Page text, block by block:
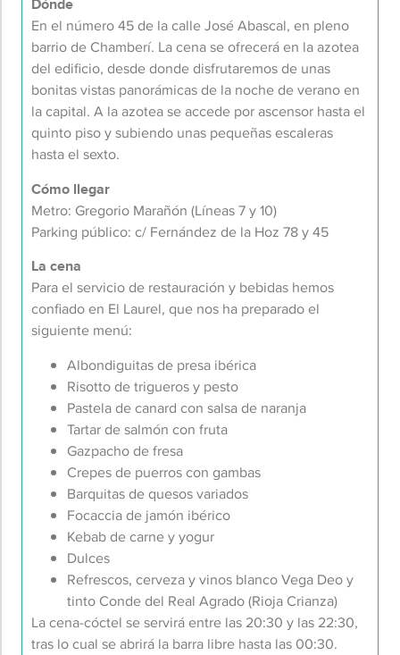
Dónde
En el número 45 de la calle José Abascal, en pleno
barrio de Chamberí. La cena se ofrecerá en la azotea
del edificio, desde donde disfrutaremos de unas
bonitas vistas panorámicas de la noche de verano en
la capital. A la azotea se accede por ascensor hasta el
quinto piso y subiendo unas pequeñas escaleras
hasta el sexto.
Cómo llegar
Metro: Gregorio Marañón (Líneas 7 y 10)
Parking público: c/ Fernández de la Hoz 78 y 45
La cena
Para el servicio de restauración y bebidas hemos
confiado en El Laurel, que nos ha preparado el
siguiente menú:
Albondiguitas de presa ibérica
Risotto de trigueros y pesto
Pastela de canard con salsa de naranja
Tartar de salmón con fruta
Gazpacho de fresa
Crepes de puerros con gambas
Barquitas de quesos variados
Focaccia de jamón ibérico
Kebab de carne y yogur
Dulces
Refrescos, cerveza y vinos blanco Vega Deo y
tinto Conde del Real Agrado (Rioja Crianza)
La cena-cóctel se servirá entre las 20:30 y las 22:30,
tras lo cual se abrirá la barra libre hasta las 00:30.